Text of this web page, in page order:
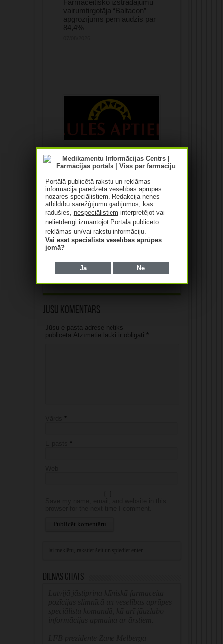
Farmaceitisko izstrādājumu
vairumtirgotāja “Baltacon”
apgrozījums pērn audzis par
84,4%
“Saules aptiekas”
apgrozījums pērn pieaudzis
par 10,4%
07/08/2026
Mediķu un līdzcilvēku
tuberkulozes ārstēšanā
07/08/2026
Jūsu komentārs
Jūsu e-pasta adrese netiks
publicēta.Atzīmētie lauki ir obligāti *
*
*
Dienas citāts
Portālā publicētā rakstu un reklāmas
informācija paredzēta veselības aprūpes
nozares speciālistiem. Redakcija nenes
atbildību sarežģījumu gadījumos, kas
radušies, nespeciālistiem interpretējot vai
nelietderīgi izmantojot Portālā publicēto
reklāmas un/vai rakstu informāciju.
Vai esat speciālists veselības aprūpes
jomā?
Jā Nē